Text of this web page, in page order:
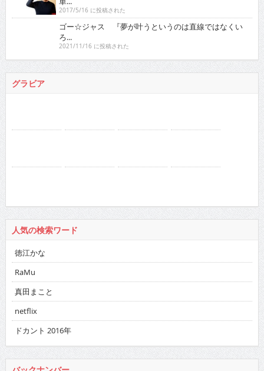
ゴー☆ジャス 『夢が叶うというのは直線ではなくい
ろ...
2021/11/16 に投稿された
グラビア
人気の検索ワード
徳江かな
RaMu
真田まこと
netflix
ドカント 2016年
バックナンバー